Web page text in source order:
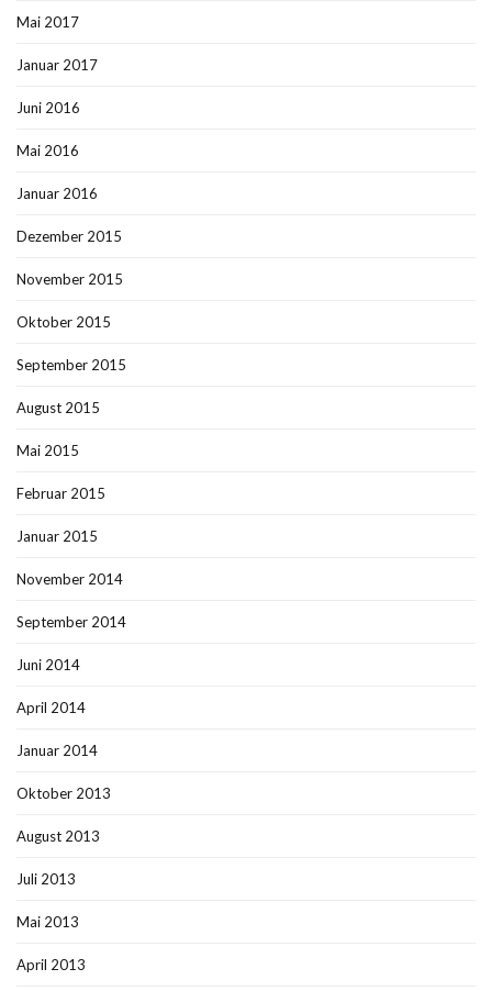
Mai 2017
Januar 2017
Juni 2016
Mai 2016
Januar 2016
Dezember 2015
November 2015
Oktober 2015
September 2015
August 2015
Mai 2015
Februar 2015
Januar 2015
November 2014
September 2014
Juni 2014
April 2014
Januar 2014
Oktober 2013
August 2013
Juli 2013
Mai 2013
April 2013